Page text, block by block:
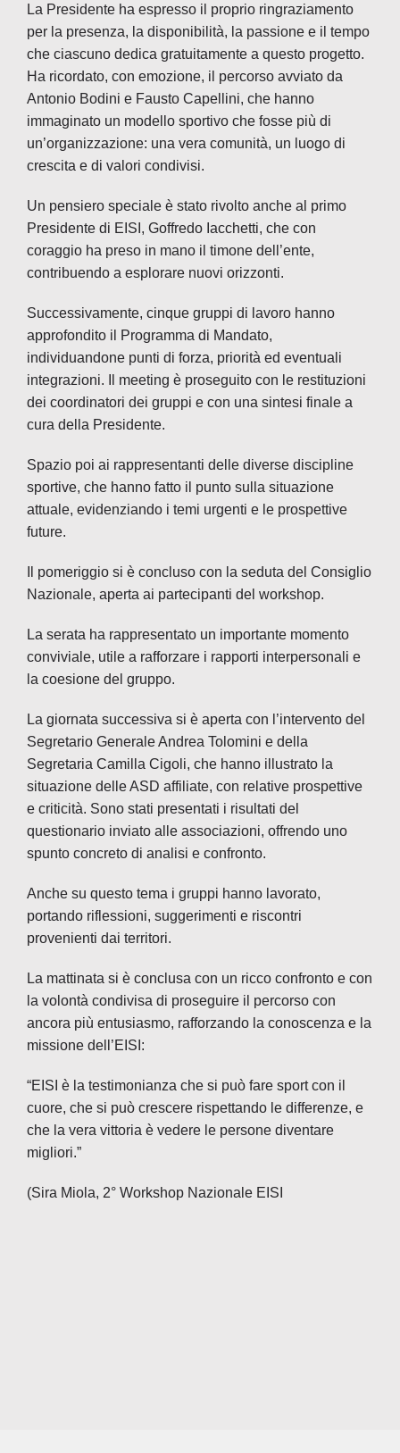
La Presidente ha espresso il proprio ringraziamento
per la presenza, la disponibilità, la passione e il tempo
che ciascuno dedica gratuitamente a questo progetto.
Ha ricordato, con emozione, il percorso avviato da
Antonio Bodini e Fausto Capellini, che hanno
immaginato un modello sportivo che fosse più di
un’organizzazione: una vera comunità, un luogo di
crescita e di valori condivisi.
Un pensiero speciale è stato rivolto anche al primo
Presidente di EISI, Goffredo Iacchetti, che con
coraggio ha preso in mano il timone dell’ente,
contribuendo a esplorare nuovi orizzonti.
Successivamente, cinque gruppi di lavoro hanno
approfondito il Programma di Mandato,
individuandone punti di forza, priorità ed eventuali
integrazioni. Il meeting è proseguito con le restituzioni
dei coordinatori dei gruppi e con una sintesi finale a
cura della Presidente.
Spazio poi ai rappresentanti delle diverse discipline
sportive, che hanno fatto il punto sulla situazione
attuale, evidenziando i temi urgenti e le prospettive
future.
Il pomeriggio si è concluso con la seduta del Consiglio
Nazionale, aperta ai partecipanti del workshop.
La serata ha rappresentato un importante momento
conviviale, utile a rafforzare i rapporti interpersonali e
la coesione del gruppo.
La giornata successiva si è aperta con l’intervento del
Segretario Generale Andrea Tolomini e della
Segretaria Camilla Cigoli, che hanno illustrato la
situazione delle ASD affiliate, con relative prospettive
e criticità. Sono stati presentati i risultati del
questionario inviato alle associazioni, offrendo uno
spunto concreto di analisi e confronto.
Anche su questo tema i gruppi hanno lavorato,
portando riflessioni, suggerimenti e riscontri
provenienti dai territori.
La mattinata si è conclusa con un ricco confronto e con
la volontà condivisa di proseguire il percorso con
ancora più entusiasmo, rafforzando la conoscenza e la
missione dell’EISI:
“EISI è la testimonianza che si può fare sport con il
cuore, che si può crescere rispettando le differenze, e
che la vera vittoria è vedere le persone diventare
migliori.”
(Sira Miola, 2° Workshop Nazionale EISI